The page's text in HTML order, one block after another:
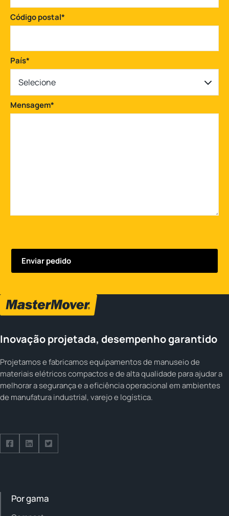
Código postal*
País*
Selecione
Mensagem*
Inovação projetada, desempenho garantido
Projetamos e fabricamos equipamentos de manuseio de
materiais elétricos compactos e de alta qualidade para ajudar a
melhorar a segurança e a eficiência operacional em ambientes
de manufatura industrial, varejo e logística.
Follow us on Facebook
Follow us on Facebook
Follow us on Facebook
Por gama